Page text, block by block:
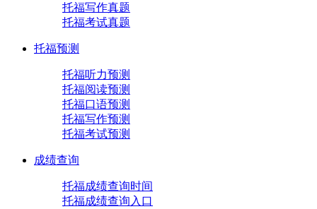
托福写作真题
托福考试真题
托福预测
托福听力预测
托福阅读预测
托福口语预测
托福写作预测
托福考试预测
成绩查询
托福成绩查询时间
托福成绩查询入口